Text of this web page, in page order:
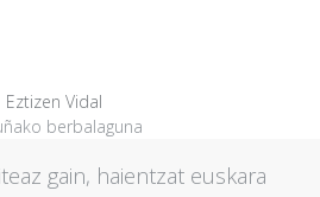
Eztizen Vidal
berbalaguna
gain, haientzat euskara